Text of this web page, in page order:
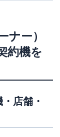
ナー）
約機を
店舗・